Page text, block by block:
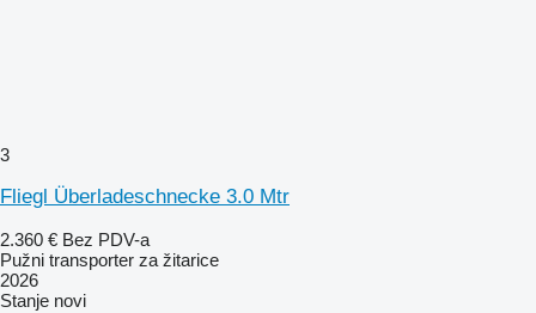
3
Fliegl Überladeschnecke 3.0 Mtr
2.360 € Bez PDV-a
Pužni transporter za žitarice
2026
Stanje novi